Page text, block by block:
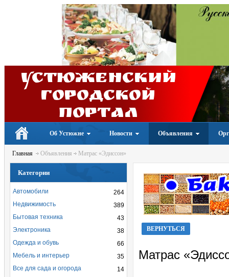
Устюженский
Городской
портал
Об Устюжне Новости Объявления
Главная Объявления Матрас «Эдиссон»
ВЕРНУТЬСЯ
Матрас
Категории
264
Автомобили
389
Недвижимость
43
Бытовая техника
38
Электроника
66
Одежда и обувь
35
Мебель и интерьер
14
Все для сада и огорода